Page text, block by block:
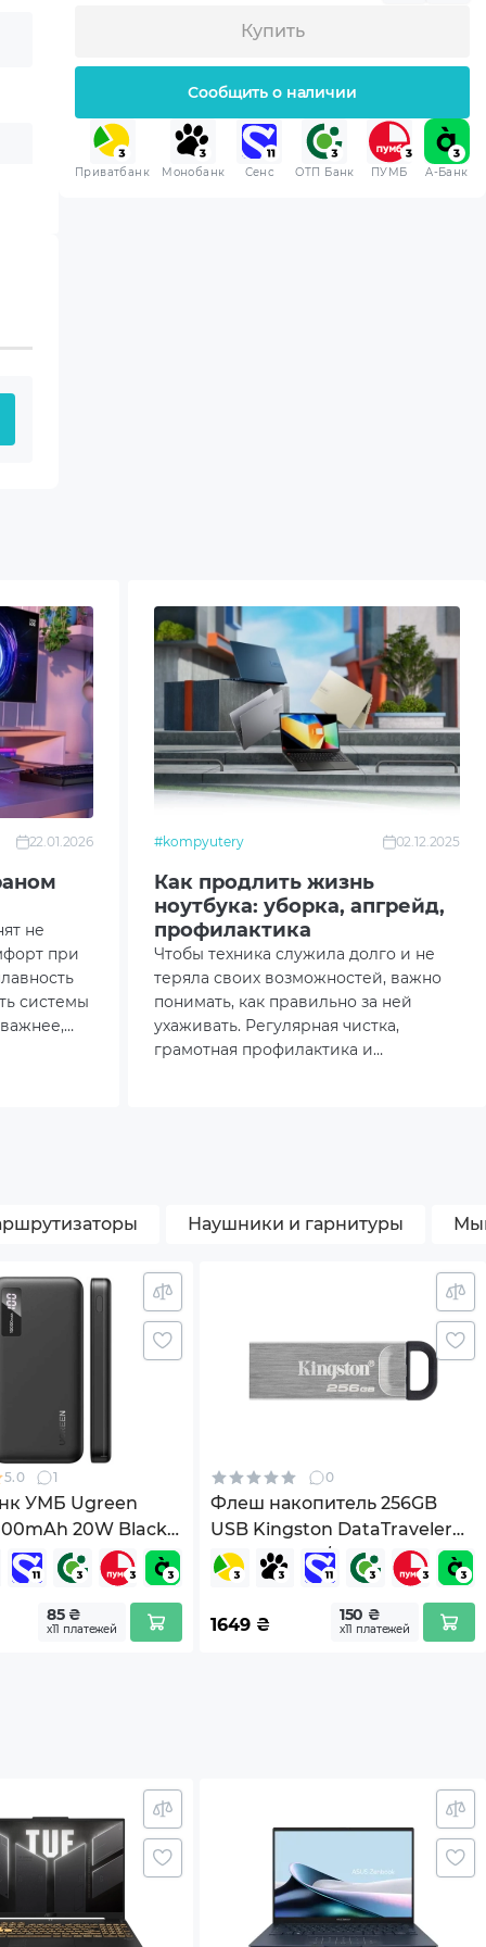
Купить
Сообщить о наличии
Приватбанк Монобанк Сенс ОТП Банк ПУМБ A-Банк
22.01.2026
не
при
системы
#kompyutery 02.12.2025
Как продлить жизнь
ноутбука: уборка, апгрейд,
профилактика
Чтобы техника служила долго и не
теряла своих возможностей, важно
понимать, как правильно за ней
ухаживать. Регулярная чистка,
грамотная профилактика и
Наушники и гарнитуры
5.0 1
УМБ Ugreen
20W Black
85 ₴
х11 платежей
0
Флеш накопитель 256GB
USB Kingston DataTraveler
Kyson (DTKN/256GB)
1649 ₴ 150 ₴
х11 платежей